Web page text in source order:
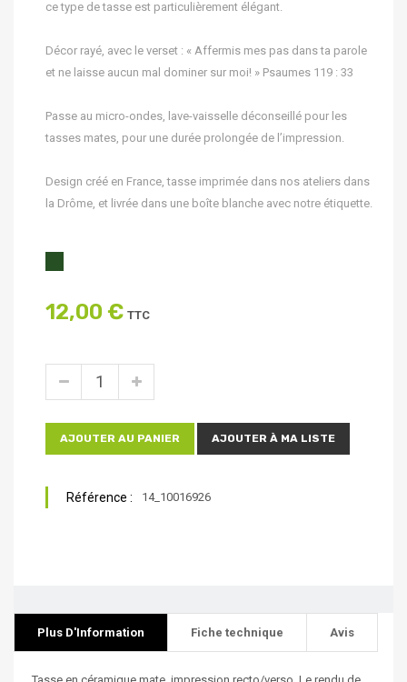
ce type de tasse est particulièrement élégant.
Décor rayé, avec le verset : « Affermis mes pas dans ta parole
et ne laisse aucun mal dominer sur moi! » Psaumes 119 : 33
Passe au micro-ondes, lave-vaisselle déconseillé pour les
tasses mates, pour une durée prolongée de l’impression.
Design créé en France, tasse imprimée dans nos ateliers dans
la Drôme, et livrée dans une boîte blanche avec notre étiquette.
12,00 € TTC
AJOUTER AU PANIER AJOUTER À MA LISTE
Référence : 14_10016926
Plus D'Information Fiche technique Avis